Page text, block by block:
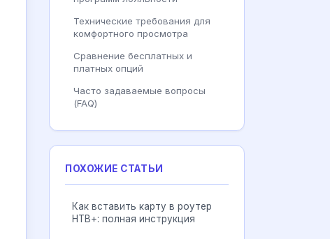
Технические требования для
комфортного просмотра
Сравнение бесплатных и
платных опций
Часто задаваемые вопросы
(FAQ)
ПОХОЖИЕ СТАТЬИ
Как вставить карту в роутер
НТВ+: полная инструкция